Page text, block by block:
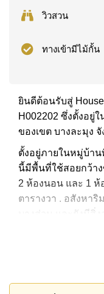
วิวสวน
ทางเข้ามีไม้กั้น
ยินดีต้อนรับสู่
H002202 ซึ่งตั้งอยู่
ของเขต บางละมุง
ตั้งอยู่ภายในหมู่บ้าน
นี้มีพื้นที่ใช้สอยกว้าง
2 ห้องนอน และ 1
ตารางวา . อสังหา
บางส่วน และยังมีสิ่
อสังหาริมทรัพย์นี้ส
รักษาความปลอดภัย